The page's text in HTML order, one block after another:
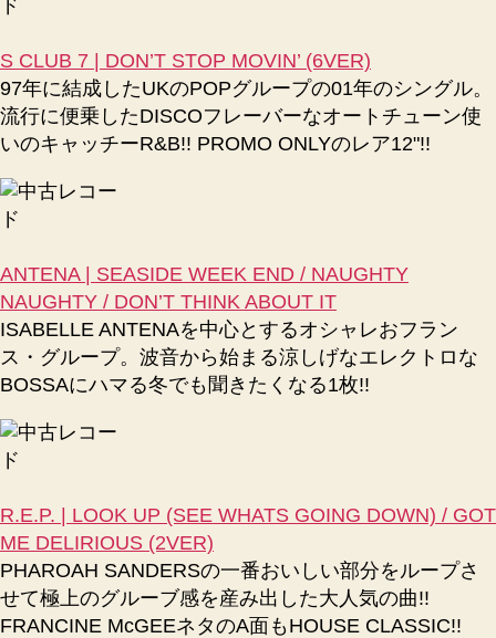
S CLUB 7 | DON’T STOP MOVIN’ (6VER)
97年に結成したUKのPOPグループの01年のシングル。
流行に便乗したDISCOフレーバーなオートチューン使
いのキャッチーR&B!! PROMO ONLYのレア12"!!
ANTENA | SEASIDE WEEK END / NAUGHTY
NAUGHTY / DON’T THINK ABOUT IT
ISABELLE ANTENAを中心とするオシャレおフラン
ス・グループ。波音から始まる涼しげなエレクトロな
BOSSAにハマる冬でも聞きたくなる1枚!!
R.E.P. | LOOK UP (SEE WHATS GOING DOWN) / GOT
ME DELIRIOUS (2VER)
PHAROAH SANDERSの一番おいしい部分をループさ
せて極上のグルーブ感を産み出した大人気の曲!!
FRANCINE McGEEネタのA面もHOUSE CLASSIC!!